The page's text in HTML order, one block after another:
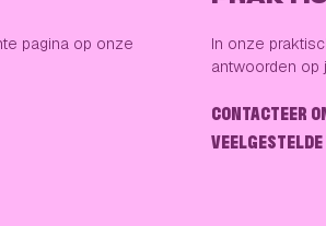
pagina op onze
In onze
antwoorden op
CONTACTEER
VEELGESTELDE